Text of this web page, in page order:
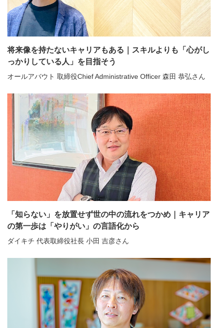
将来像を持たないキャリアもある｜スキルよりも「心がし
っかりしている人」を目指そう
オールアバウト 取締役Chief Administrative Officer 森田 恭弘さん
「知らない」を放置せず世の中の流れをつかめ｜キャリア
の第一歩は「やりがい」の言語化から
ダイキチ 代表取締役社長 小田 吉彦さん